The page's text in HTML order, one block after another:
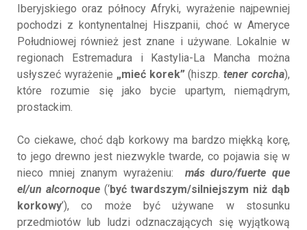
Iberyjskiego oraz północy Afryki, wyrażenie najpewniej
pochodzi z kontynentalnej Hiszpanii, choć w Ameryce
Południowej również jest znane i używane. Lokalnie w
regionach Estremadura i Kastylia-La Mancha można
usłyszeć wyrażenie „mieć korek”(hiszp.tener corcha),
które rozumie się jako bycie upartym, niemądrym,
prostackim.
Co ciekawe, choć dąb korkowy ma bardzo miękką korę,
to jego drewno jest niezwykle twarde, co pojawia się w
nieco mniej znanym wyrażeniu: más duro/fuerte que
el/un alcornoque (‘być twardszym/silniejszym niż dąb
korkowy’), co może być używane w stosunku
przedmiotów lub ludzi odznaczających się wyjątkową